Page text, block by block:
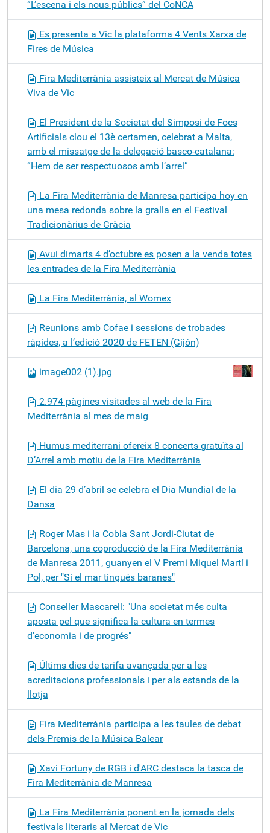
“L’escena i els nous públics” del CoNCA
Es presenta a Vic la plataforma 4 Vents Xarxa de
Fires de Música
Fira Mediterrània assisteix al Mercat de Música
Viva de Vic
El President de la Societat del Simposi de Focs
Artificials clou el 13è certamen, celebrat a Malta,
amb el missatge de la delegació basco-catalana:
“Hem de ser respectuosos amb l’arrel”
La Fira Mediterrània de Manresa participa hoy en
una mesa redonda sobre la gralla en el Festival
Tradicionàrius de Gràcia
Avui dimarts 4 d’octubre es posen a la venda totes
les entrades de la Fira Mediterrània
La Fira Mediterrània, al Womex
Reunions amb Cofae i sessions de trobades
ràpides, a l’edició 2020 de FETEN (Gijón)
image002 (1).jpg
2.974 pàgines visitades al web de la Fira
Mediterrània al mes de maig
Humus mediterrani ofereix 8 concerts gratuïts al
D’Arrel amb motiu de la Fira Mediterrània
El dia 29 d’abril se celebra el Dia Mundial de la
Dansa
Roger Mas i la Cobla Sant Jordi-Ciutat de
Barcelona, una coproducció de la Fira Mediterrània
de Manresa 2011, guanyen el V Premi Miquel Martí i
Pol, per "Si el mar tingués baranes"
Conseller Mascarell: "Una societat més culta
aposta pel que significa la cultura en termes
d'economia i de progrés"
Últims dies de tarifa avançada per a les
acreditacions professionals i per als estands de la
llotja
Fira Mediterrània participa a les taules de debat
dels Premis de la Música Balear
Xavi Fortuny de RGB i d'ARC destaca la tasca de
Fira Mediterrània de Manresa
La Fira Mediterrània ponent en la jornada dels
festivals literaris al Mercat de Vic